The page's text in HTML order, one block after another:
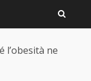
l’obesità ne